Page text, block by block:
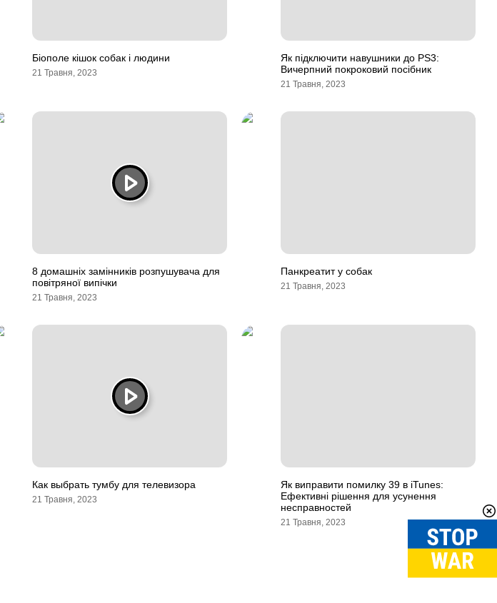
Біополе кішок собак і людини
21 Травня, 2023
Як підключити навушники до PS3:
Вичерпний покроковий посібник
21 Травня, 2023
8 домашніх замінників розпушувача для
повітряної випічки
21 Травня, 2023
Панкреатит у собак
21 Травня, 2023
Как выбрать тумбу для телевизора
21 Травня, 2023
Як виправити помилку 39 в iTunes:
Ефективні рішення для усунення
несправностей
21 Травня, 2023